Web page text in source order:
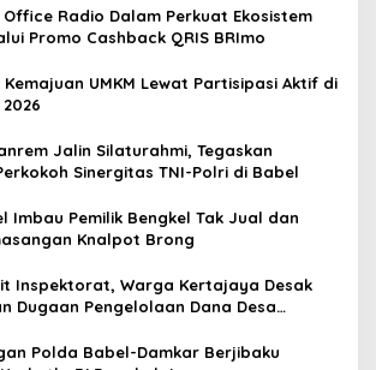
Office Radio Dalam Perkuat Ekosistem
Promo Cashback QRIS BRImo
Kemajuan UMKM Lewat Partisipasi Aktif di
Jalin Silaturahmi, Tegaskan
Sinergitas TNI-Polri di Babel
Imbau Pemilik Bengkel Tak Jual dan
Knalpot Brong
Inspektorat, Warga Kertajaya Desak
Dugaan Pengelolaan Dana Desa
Polda Babel-Damkar Berjibaku